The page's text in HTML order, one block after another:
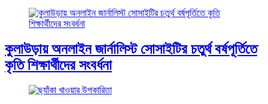
কুলাউড়ায় অনলাইন জার্নালিস্ট সোসাইটির চতুর্থ বর্ষপূর্তিতে
কৃতি শিক্ষার্থীদের সংবর্ধনা